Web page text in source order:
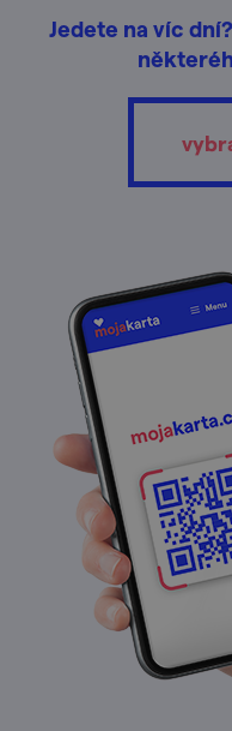
Jedete na víc